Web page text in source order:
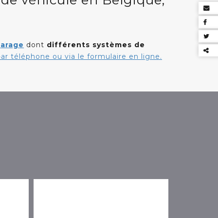
dont différents systèmes de
téléphone ou via le formulaire en ligne.